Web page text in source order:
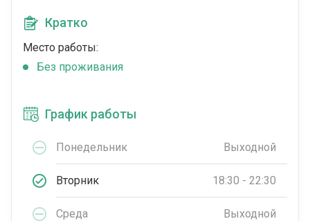
Кратко
Место работы:
Без проживания
График работы
Понедельник Выходной
Вторник 18:30 - 22:30
Среда Выходной